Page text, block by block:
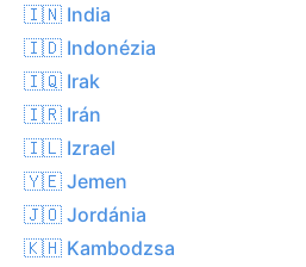
🇮🇳 India
🇮🇩 Indonézia
🇮🇶 Irak
🇮🇷 Irán
🇮🇱 Izrael
🇾🇪 Jemen
🇯🇴 Jordánia
🇰🇭 Kambodzsa